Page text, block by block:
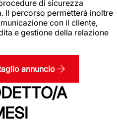
di sicurezza
Il percorso permetterà inoltre
con il cliente,
e gestione della relazione
annuncio
A